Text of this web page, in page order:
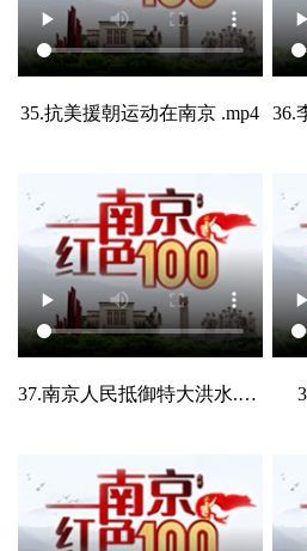
35.抗美援朝运动在南京 .mp4
37.南京人民抵御特大洪水.mp4